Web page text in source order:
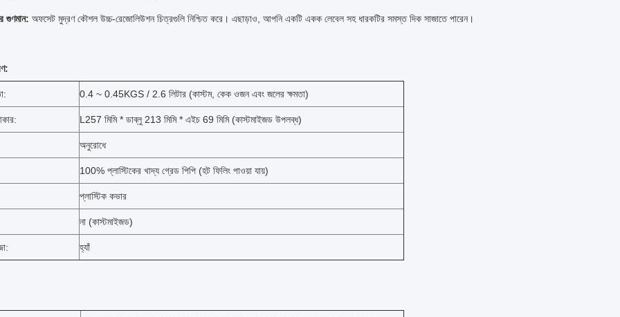
গুণমান: অফসেট মুদ্রণ কৌশল উচ্চ-রেজোলিউশন চিত্রগুলি নিশ্চিত করে। এছাড়াও, আপনি একটি একক লেবেল সহ ধারকটির সমস্ত দিক সাজাতে পারেন।
0.4 ~ 0.45KGS / 2.6 লিটার (কাস্টম, কেক ওজন এবং জলের ক্ষমতা)
L257 মিমি * ডাব্লু 213 মিমি * এইচ 69 মিমি (কাস্টমাইজড উপলব্ধ)
অনুরোধে
100% প্লাস্টিকের খাদ্য গ্রেড পিপি (হট ফিলিং পাওয়া যায়)
প্লাস্টিক কভার
না (কাস্টমাইজড)
হ্যাঁ